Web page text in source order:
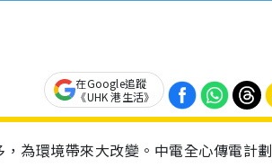
在Google追蹤
《UHK 港生活》
為環境帶來大改變。中電全心傳電計劃